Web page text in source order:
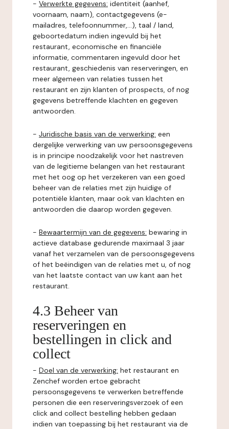
- Verwerkte gegevens: identiteit (aanhef,
voornaam, naam), contactgegevens (e-
mailadres, telefoonnummer,...), taal / land,
geboortedatum indien ingevuld bij het
restaurant, economische en financiële
informatie, commentaren ingevuld door het
restaurant, geschiedenis van reserveringen, en
meer algemeen van relaties tussen het
restaurant en zijn klanten of prospects, of nog
gegevens betreffende klachten en gegeven
antwoorden.
- Juridische basis van de verwerking: een
dergelijke verwerking van uw persoonsgegevens
is in principe noodzakelijk voor het nastreven
van de legitieme belangen van het restaurant
met het oog op het verzekeren van een goed
beheer van de relaties met zijn huidige of
potentiële klanten, maar ook van klachten en
antwoorden die daarop worden gegeven.
- Bewaartermijn van de gegevens: bewaring in
actieve database gedurende maximaal 3 jaar
vanaf het verzamelen van de persoonsgegevens
of het beëindigen van de relaties met u, of nog
van het laatste contact van uw kant aan het
restaurant.
4.3 Beheer van
reserveringen en
bestellingen in click and
collect
- Doel van de verwerking: het restaurant en
Zenchef worden ertoe gebracht
persoonsgegevens te verwerken betreffende
personen die een reserveringsverzoek of een
click and collect bestelling hebben gedaan
indien van toepassing bij het restaurant via de